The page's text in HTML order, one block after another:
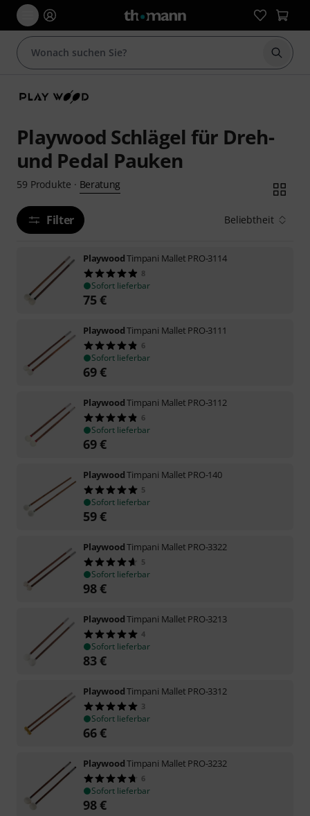
Suche
Playwood Schlägel für Dreh-
und Pedal Pauken
59 Produkte · Beratung
Filter Beliebtheit
PlaywoodTimpani Mallet PRO-3114
8
Sofort lieferbar
75€
PlaywoodTimpani Mallet PRO-3111
6
Sofort lieferbar
69€
PlaywoodTimpani Mallet PRO-3112
6
Sofort lieferbar
69€
PlaywoodTimpani Mallet PRO-140
5
Sofort lieferbar
59€
PlaywoodTimpani Mallet PRO-3322
5
Sofort lieferbar
98€
PlaywoodTimpani Mallet PRO-3213
4
Sofort lieferbar
83€
PlaywoodTimpani Mallet PRO-3312
3
Sofort lieferbar
66€
PlaywoodTimpani Mallet PRO-3232
6
Sofort lieferbar
98€